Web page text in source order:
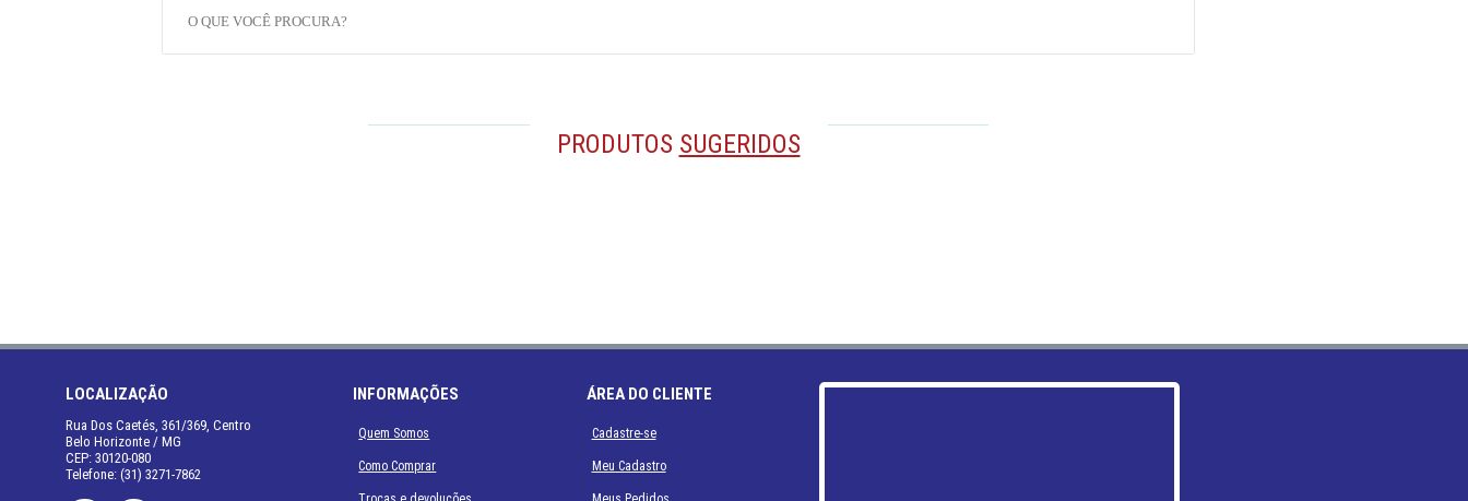
PRODUTOS SUGERIDOS
LOCALIZAÇÃO
Rua Dos Caetés, 361/369, Centro
Belo Horizonte / MG
CEP: 30120-080
Telefone: (31) 3271-7862
INFORMAÇÕES
Quem Somos
Como Comprar
ÁREA DO CLIENTE
Cadastre-se
Meu Cadastro